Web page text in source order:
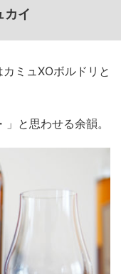
カイ
カミュXOボルドリと
と思わせる余韻。